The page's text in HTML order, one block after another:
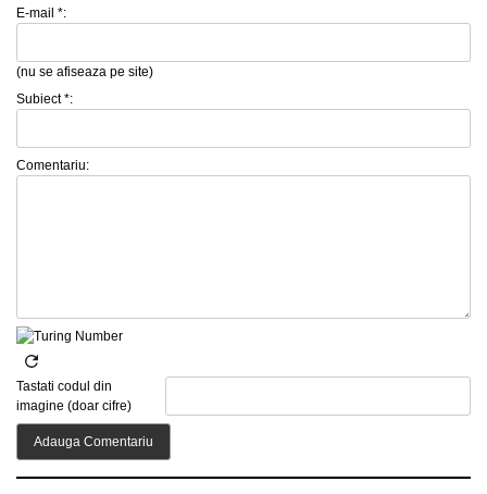
E-mail *:
(nu se afiseaza pe site)
Subiect *:
Comentariu:
Tastati codul din
imagine (doar cifre)